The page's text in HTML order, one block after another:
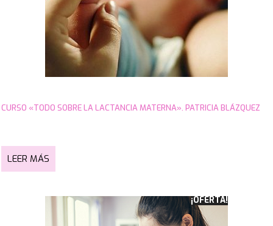
CURSO «TODO SOBRE LA LACTANCIA MATERNA». PATRICIA BLÁZQUEZ
LEER MÁS
¡OFERTA!